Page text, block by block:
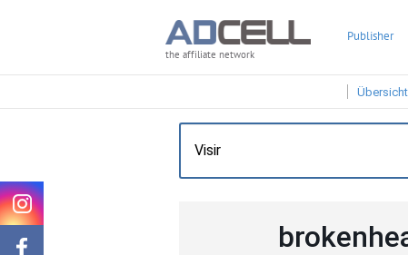
the affiliate network
Publisher
Übersicht